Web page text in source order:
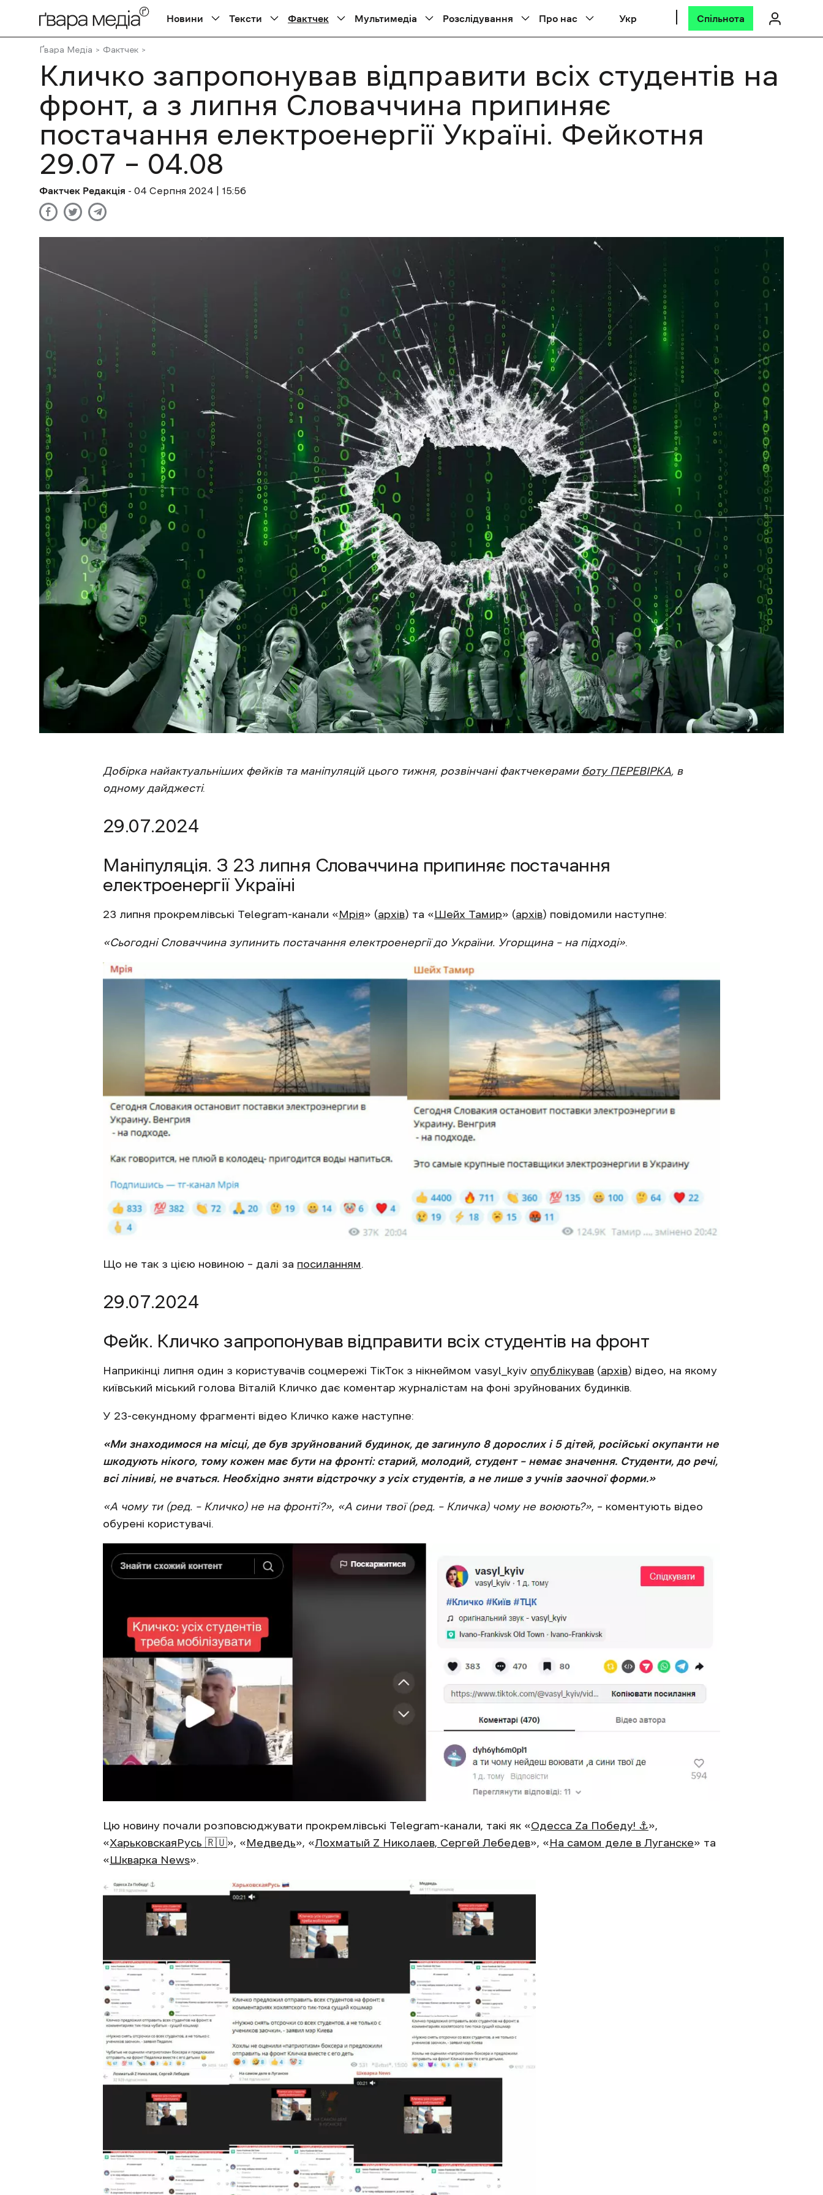
Новини Тексти Фактчек Мультимедіа Розслідування Про нас Укр Спільнота
Ґвара Медіа Фактчек
Кличко запропонував відправити всіх студентів на
фронт, а з липня Словаччина припиняє
постачання електроенергії Україні. Фейкотня
29.07 – 04.08
Фактчек Редакція - 04 Cерпня 2024 | 15:56
Добірка найактуальніших фейків та маніпуляцій цього тижня, розвінчані фактчекерами боту ПЕРЕВІРКА, в
одному дайджесті.
29.07.2024
Маніпуляція. З 23 липня Словаччина припиняє постачання
електроенергії Україні
23 липня прокремлівські Telegram-канали « Мрія» (архів) та « Шейх Тамир» (архів) повідомили наступне:
«Сьогодні Словаччина зупинить постачання електроенергії до України. Угорщина – на підході».
Що не так з цією новиною – далі за посиланням.
29.07.2024
Фейк. Кличко запропонував відправити всіх студентів на фронт
Наприкінці липня один з користувачів соцмережі ТікТок з нікнеймом vasyl_kyiv опублікував (архів) відео, на якому
київський міський голова Віталій Кличко дає коментар журналістам на фоні зруйнованих будинків.
У 23-секундному фрагменті відео Кличко каже наступне:
«Ми знаходимося на місці, де був зруйнований будинок, де загинуло 8 дорослих і 5 дітей, російські окупанти не
шкодують нікого, тому кожен має бути на фронті: старий, молодий, студент – немає значення. Студенти, до речі,
всі ліниві, не вчаться. Необхідно зняти відстрочку з усіх студентів, а не лише з учнів заочної форми.»
«А чому ти (ред. – Кличко) не на фронті?», «А сини твої (ред. – Кличка) чому не воюють?», – коментують відео
обурені користувачі.
Цю новину почали розповсюджувати прокремлівські Telegram-канали, такі як «Одесса Zа Победу! ⚓️»,
«ХарьковскаяРусь 🇷🇺», «Медведь», «Лохматый Z Николаев, Сергей Лебедев», «На самом деле в Луганске» та
«Шкварка News».